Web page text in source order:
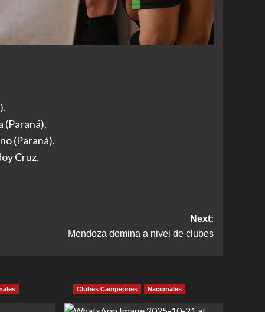
(Paraná).
(Paraná).
Cruz.
Next:
Mendoza domina a nivel de clubes
Clubes Campeones Nacionales